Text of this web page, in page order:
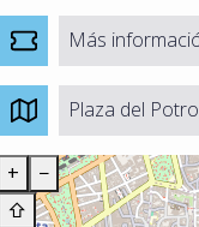
Más
Plaza del
+
−
⇧